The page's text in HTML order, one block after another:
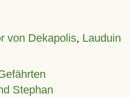
von Dekapolis, Lauduin
Stephan